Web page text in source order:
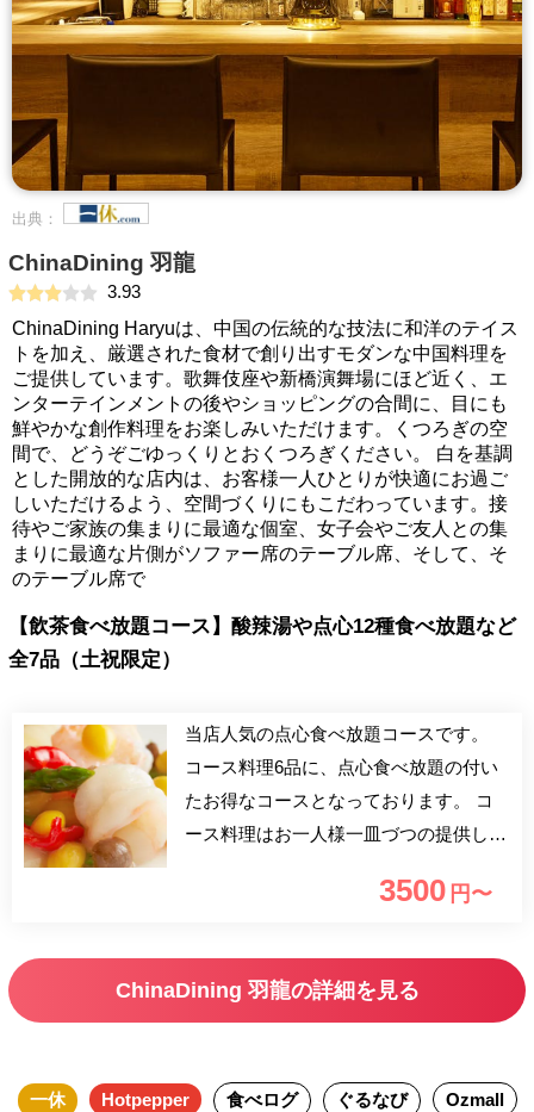
出典：
ChinaDining 羽龍
3.93
ChinaDining Haryuは、中国の伝統的な技法に和洋のテイス
トを加え、厳選された食材で創り出すモダンな中国料理を
ご提供しています。歌舞伎座や新橋演舞場にほど近く、エ
ンターテインメントの後やショッピングの合間に、目にも
鮮やかな創作料理をお楽しみいただけます。くつろぎの空
間で、どうぞごゆっくりとおくつろぎください。 白を基調
とした開放的な店内は、お客様一人ひとりが快適にお過ご
しいただけるよう、空間づくりにもこだわっています。接
待やご家族の集まりに最適な個室、女子会やご友人との集
まりに最適な片側がソファー席のテーブル席、そして、そ
のテーブル席で
【飲茶食べ放題コース】酸辣湯や点心12種食べ放題など
全7品（土祝限定）
当店人気の点心食べ放題コースです。
コース料理6品に、点心食べ放題の付い
たお得なコースとなっております。 コ
ース料理はお一人様一皿づつの提供して
ら、ビジネスでのお食事会まで幅広く対
ービュッフェとなります。落ち着ける空
間で、肩ひじ張らずにごゆっくりお過ご
材を使い手掛けるモダン中華を愉しめる
3500 円〜
ChinaDining 羽龍の詳細を見る
一休 Hotpepper 食べログ ぐるなび Ozmall